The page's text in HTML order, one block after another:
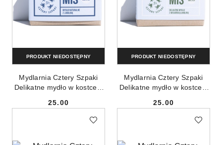
Mydlarnia Cztery Szpaki
Delikatne mydło w kostce z
Cena:
25.00
PRODUKT NIEDOSTĘPNY
Mydlarnia Cztery Szpaki
Delikatne mydło w kostce z
Cena:
25.00
PRODUKT NIEDOSTĘPNY